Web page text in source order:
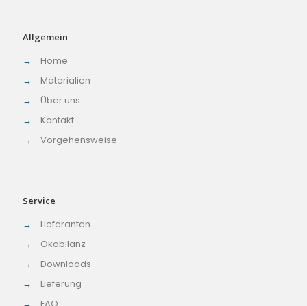
Allgemein
→
Home
→
Materialien
→
Über uns
→
Kontakt
→
Vorgehensweise
Service
→
Lieferanten
→
Ökobilanz
→
Downloads
→
Lieferung